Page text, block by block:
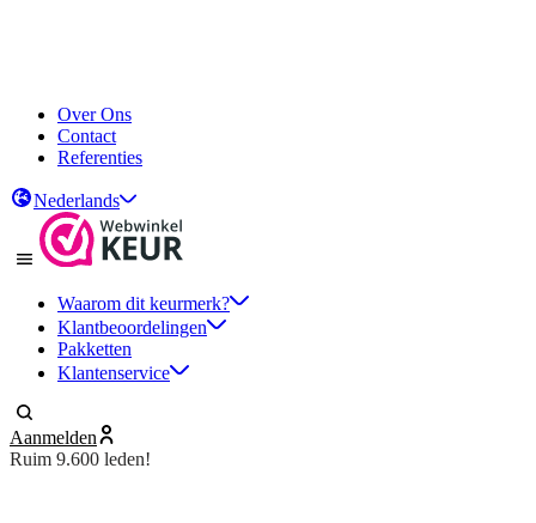
Over Ons
Contact
Referenties
Nederlands
Waarom dit keurmerk?
Klantbeoordelingen
Pakketten
Klantenservice
Aanmelden
Ruim 9.600 leden!